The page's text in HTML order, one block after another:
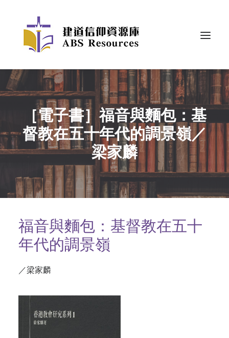
［電子書］福音與麵包：基
督教在五十年代的調景嶺／
梁家麟
福音與麵包：基督教在五十
年代的調景嶺
／梁家麟